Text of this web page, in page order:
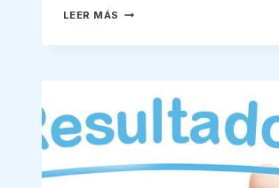
LEER MÁS CONTRATACION
PROFESIONAL
MEDICO,QUIMICO
FARMACEUTICO
Y
OTROS